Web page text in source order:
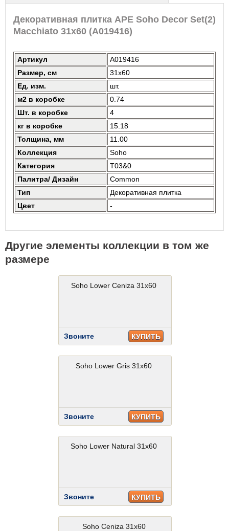
Декоративная плитка APE Soho Decor Set(2)
Macchiato 31x60 (A019416)
Артикул
A019416
Размер, см
31x60
Ед. изм.
шт.
м2 в коробке
0.74
Шт. в коробке
4
кг в коробке
15.18
Толщина, мм
11.00
Коллекция
Soho
Категория
T03&0
Палитра/ Дизайн
Common
Тип
Декоративная плитка
Цвет
-
Другие элементы коллекции в том же
размере
Soho Lower Ceniza 31x60
Звоните КУПИТЬ
Soho Lower Gris 31x60
Звоните КУПИТЬ
Soho Lower Natural 31x60
Звоните КУПИТЬ
Soho Ceniza 31x60